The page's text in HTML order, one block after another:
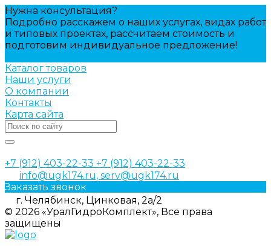
Нужна консультация?
Подробно расскажем о наших услугах, видах работ
и типовых проектах, рассчитаем стоимость и
подготовим индивидуальное предложение!
Каталог товаров
Наши услуги
О компании
Контакты
Карта сайта
+7 (912) 403-22-33 +7 (912) 403-22-33
info@ugk174.ru, serv@ugk174.ru
Заказать звонок
г. Челябинск, Цинковая, 2а/2
© 2026 «УралГидроКомплект», Все права
защищены